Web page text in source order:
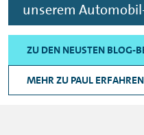
unserem
ZU DEN NEUSTEN BLOG-
MEHR ZU PAUL ERFAHREN